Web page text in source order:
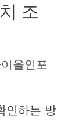
조
올인포
인하는 방